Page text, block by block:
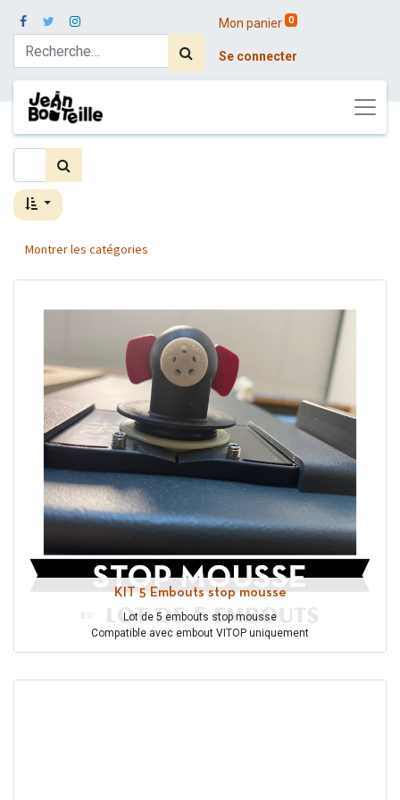
Mon panier 0
Se connecter
Montrer les catégories
KIT 5 Embouts stop mousse
Lot de 5 embouts stop mousse
Compatible avec embout VITOP uniquement